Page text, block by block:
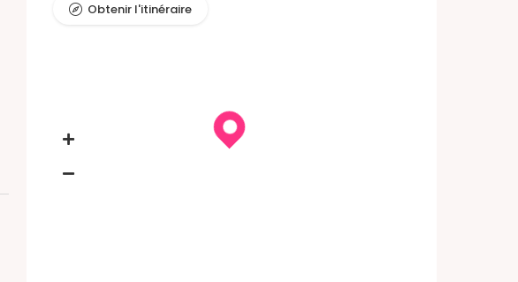
Obtenir l'itinéraire